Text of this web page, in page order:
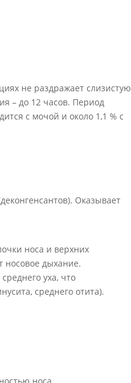
не раздражает слизистую
– до 12 часов. Период
с мочой и около 1,1 % с
Оказывает
носа и верхних
носовое дыхание.
уха, что
среднего отита).